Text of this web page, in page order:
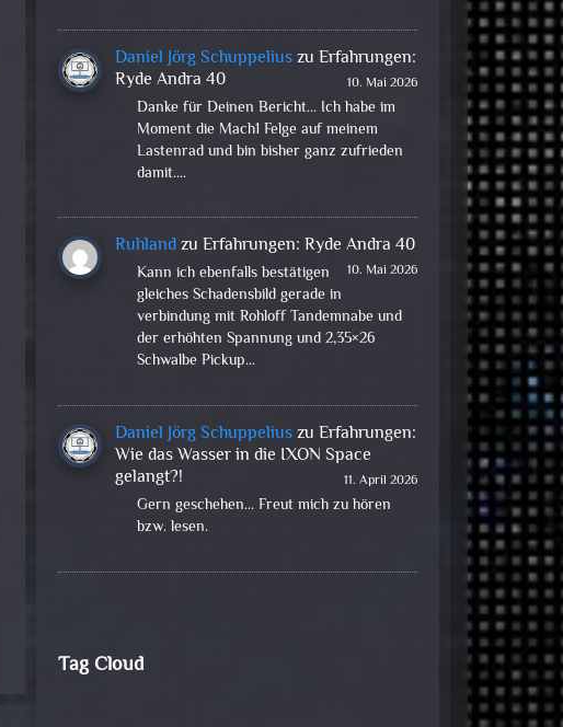
Daniel Jörg SchuppeliuszuErfahrungen:
Ryde Andra 40
10. Mai 2026
Danke für Deinen Bericht... Ich habe im
Moment die Mach1 Felge auf meinem
Lastenrad und bin bisher ganz zufrieden
damit.…
RuhlandzuErfahrungen: Ryde Andra 40
10. Mai 2026
Kann ich ebenfalls bestätigen
gleiches Schadensbild gerade in
verbindung mit Rohloff Tandemnabe und
der erhöhten Spannung und 2,35×26
Schwalbe Pickup…
Daniel Jörg SchuppeliuszuErfahrungen:
Wie das Wasser in die IXON Space
gelangt?!
11. April 2026
Gern geschehen... Freut mich zu hören
bzw. lesen.
Tag Cloud